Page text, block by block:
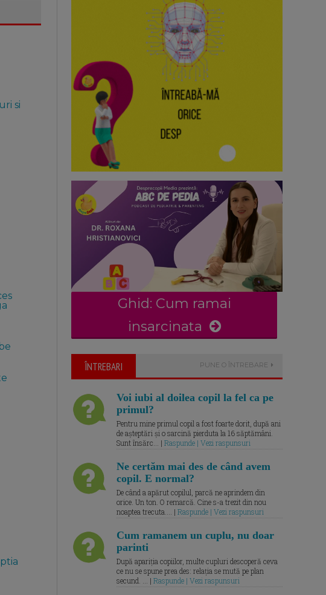
si
Ghid: Cum ramai
insarcinata
ÎNTREBARI PUNE O ÎNTREBARE
Voi iubi al doilea copil la fel ca pe
primul?
Pentru mine primul copil a fost foarte dorit, după ani
de așteptări și o sarcină pierduta la 16 săptămâni.
Sunt însărc... | Raspunde | Vezi raspunsuri
Ne certăm mai des de când avem
copil. E normal?
De când a apărut copilul, parcă ne aprindem din
orice. Un ton. O remarcă. Cine s-a trezit din nou
noaptea trecuta.... | Raspunde | Vezi raspunsuri
Cum ramanem un cuplu, nu doar
parinti
După apariția copiilor, multe cupluri descoperă ceva
ce nu se spune prea des: relația se mută pe plan
secund. ... | Raspunde | Vezi raspunsuri